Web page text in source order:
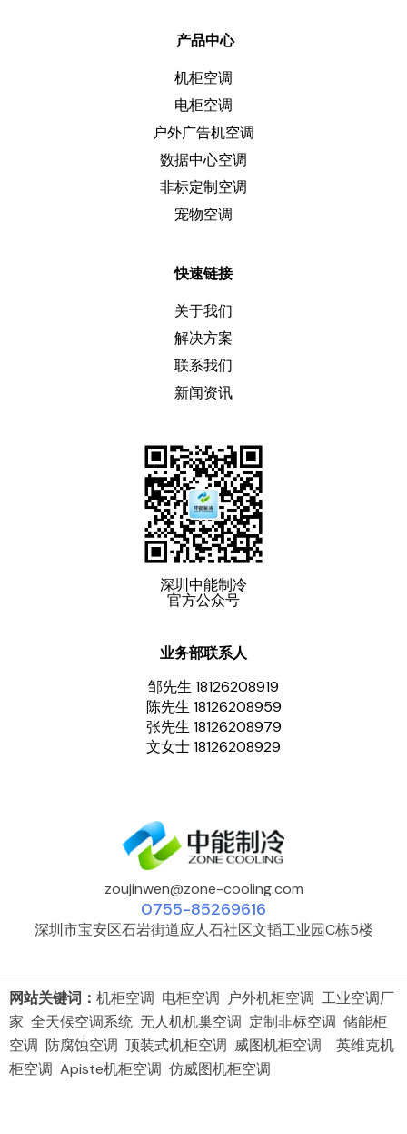
产品中心
机柜空调
电柜空调
户外广告机空调
数据中心空调
非标定制空调
宠物空调
快速链接
关于我们
解决方案
联系我们
新闻资讯
深圳中能制冷
官方公众号
业务部联系人
邹先生 18126208919
陈先生 18126208959
张先生 18126208979
文女士 18126208929
zoujinwen@zone-cooling.com
0755-85269616
深圳市宝安区石岩街道应人石社区文韬工业园C栋5楼
网站关键词： 机柜空调 电柜空调 户外机柜空调 工业空调厂
家 全天候空调系统 无人机机巢空调 定制非标空调 储能柜
空调 防腐蚀空调 顶装式机柜空调 威图机柜空调 英维克机
柜空调 Apiste机柜空调 仿威图机柜空调